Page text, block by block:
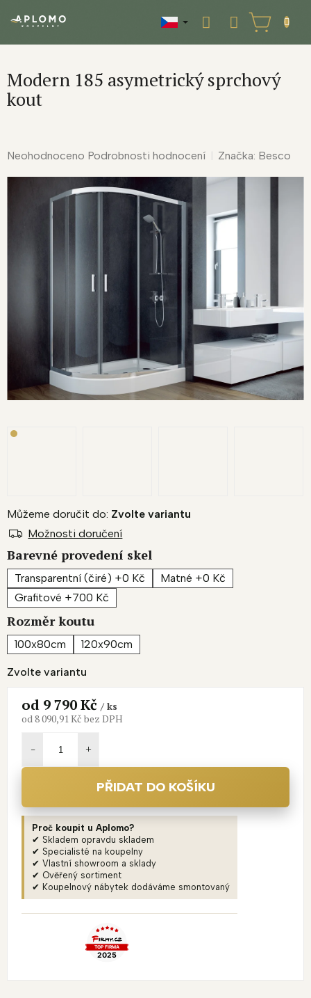
NÁKUPNÍ
KOŠÍK
Modern 185 asymetrický sprchový
kout
Průměrné
Neohodnoceno Podrobnosti hodnocení Značka: Besco
Zvolte variantu
Můžeme doručit do: Zvolte variantu
Možnosti doručení
Barevné provedení skel
Transparentní (čiré) +0 Kč
Matné +0 Kč
Grafitové +700 Kč
Rozměr koutu
100x80cm 120x90cm
od 9 790 Kč / ks
od8 090,91 Kč bez DPH
PŘIDAT DO KOŠÍKU
Proč koupit u Aplomo?
✔ Skladem opravdu skladem
✔ Specialisté na koupelny
✔ Vlastní showroom a sklady
✔ Ověřený sortiment
✔ Koupelnový nábytek dodáváme smontovaný